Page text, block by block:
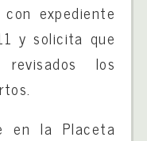
expediente
y solicita que
los
en la Placeta